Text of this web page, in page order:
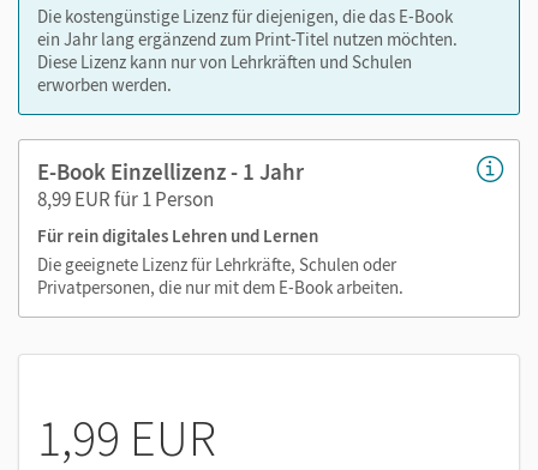
Die kostengünstige Lizenz für diejenigen, die das E-Book
ein Jahr lang ergänzend zum Print-Titel nutzen möchten.
Diese Lizenz kann nur von Lehrkräften und Schulen
erworben werden.
E-Book Einzellizenz - 1 Jahr
8,99 EUR für 1 Person
Für rein digitales Lehren und Lernen
Die geeignete Lizenz für Lehrkräfte, Schulen oder
Privatpersonen, die nur mit dem E-Book arbeiten.
1,99 EUR